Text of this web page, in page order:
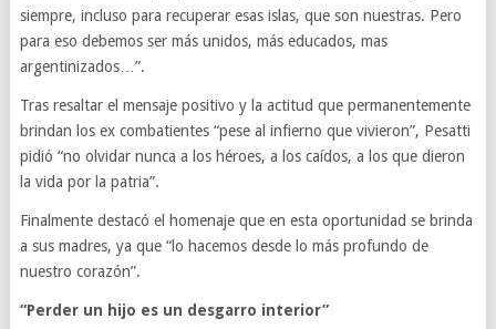
siempre, incluso para recuperar esas islas, que son nuestras. Pero
para eso debemos ser más unidos, más educados, mas
argentinizados…”.
Tras resaltar el mensaje positivo y la actitud que permanentemente
brindan los ex combatientes “pese al infierno que vivieron”, Pesatti
pidió “no olvidar nunca a los héroes, a los caídos, a los que dieron
la vida por la patria”.
Finalmente destacó el homenaje que en esta oportunidad se brinda
a sus madres, ya que “lo hacemos desde lo más profundo de
nuestro corazón”.
“Perder un hijo es un desgarro interior”